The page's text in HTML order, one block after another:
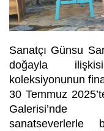
Sanatçı Günsu
doğayla
koleksiyonunun
30 Temmuz
Galerisi’nde
sanatseverlerle